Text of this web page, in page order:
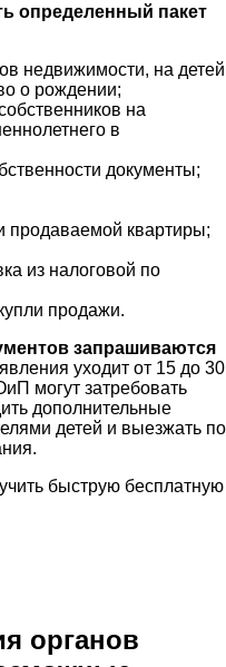
определенный пакет
недвижимости, на детей
о рождении;
на
в
документы;
продаваемой квартиры;
из налоговой по
продажи.
запрашиваются
уходит от 15 до 30
могут затребовать
дополнительные
детей и выезжать по
быструю бесплатную
органов